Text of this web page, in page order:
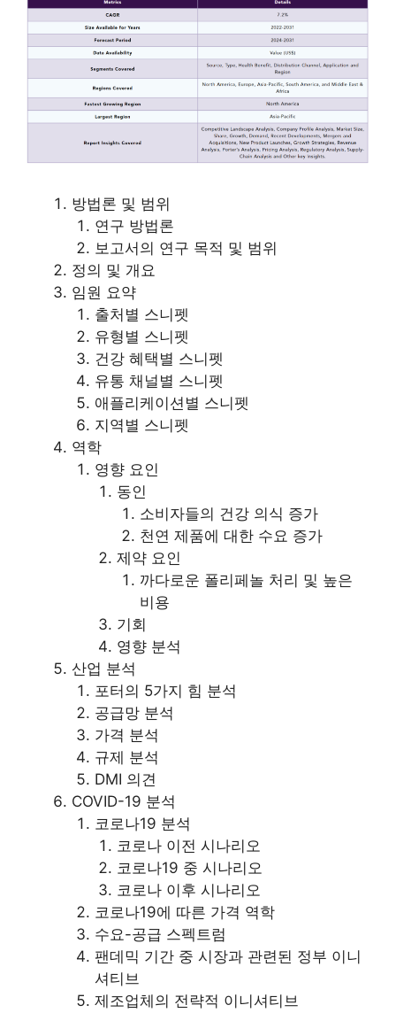
방법론 및 범위
연구 방법론
보고서의 연구 목적 및 범위
정의 및 개요
임원 요약
출처별 스니펫
유형별 스니펫
건강 혜택별 스니펫
유통 채널별 스니펫
애플리케이션별 스니펫
지역별 스니펫
역학
영향 요인
동인
소비자들의 건강 의식 증가
천연 제품에 대한 수요 증가
제약 요인
까다로운 폴리페놀 처리 및 높은
비용
기회
영향 분석
산업 분석
포터의 5가지 힘 분석
공급망 분석
가격 분석
규제 분석
DMI 의견
COVID-19 분석
코로나19 분석
코로나 이전 시나리오
코로나19 중 시나리오
코로나 이후 시나리오
코로나19에 따른 가격 역학
수요-공급 스펙트럼
팬데믹 기간 중 시장과 관련된 정부 이니
셔티브
제조업체의 전략적 이니셔티브